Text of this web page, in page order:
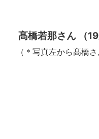
髙橋若那さん （19
（＊写真左から髙橋